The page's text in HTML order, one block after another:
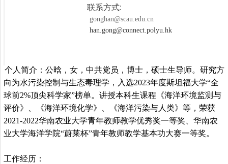
联系方式:
gonghan@scau.edu.cn
han.gong@connect.polyu.hk
个人简介：公晗，女，中共党员，博士，硕士生导师。研究方
向为水污染控制与生态毒理学，入选2023年度斯坦福大学“全
球前2%顶尖科学家”榜单。讲授本科生课程《海洋环境监测与
评价》、《海洋环境化学》、《海洋污染与人类》等，荣获
2021-2022华南农业大学青年教师教学优秀奖一等奖、华南农
业大学海洋学院“蔚莱杯”青年教师教学基本功大赛一等奖。
工作经历：